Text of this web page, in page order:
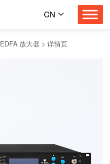
CN
EDFA 放大器 > 详情页